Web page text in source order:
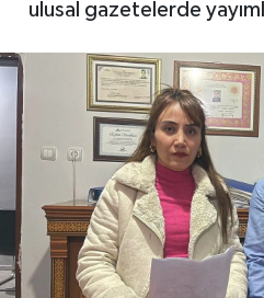
ulusal gazetelerde
KADIN
KÜLTÜR SANAT
MAGAZİN
MAKALE
POLİTİKA